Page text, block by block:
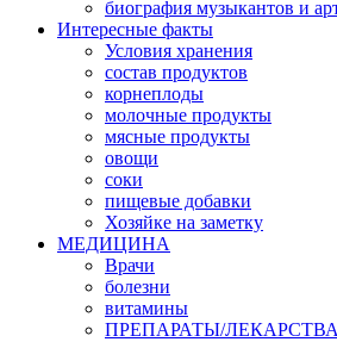
биография музыкантов и
Интересные факты
Условия хранения
состав продуктов
корнеплоды
молочные продукты
мясные продукты
овощи
соки
пищевые добавки
Хозяйке на заметку
МЕДИЦИНА
Врачи
болезни
витамины
ПРЕПАРАТЫ/ЛЕКАРСТВА